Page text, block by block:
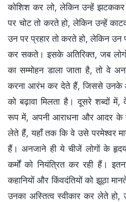
कोशिश कर लो, लेकिन उन्हें
पर चोट तो करते हो, लेकिन उन्हें
उन पर प्रहार तो करते हो, लेकिन उन
कर सकते। इसके अतिरिक्त, जब
का सम्मोहन डाला जाता है, तो वे
करना आरंभ कर देते हैं, जिससे उनके
को बढ़ावा मिलता है। दूसरे शब्दों
रूप में, अपनी आराधना और आदर के
लेते हैं, यहाँ तक कि वे उसे परमेश्वर
हैं। अनजाने ही ये चीजें लोगों के
कर्मों को नियंत्रित कर रही हैं।
कहानियों और किंवदंतियों को झूठा
उनका अस्तित्व स्वीकार कर लेते हो,